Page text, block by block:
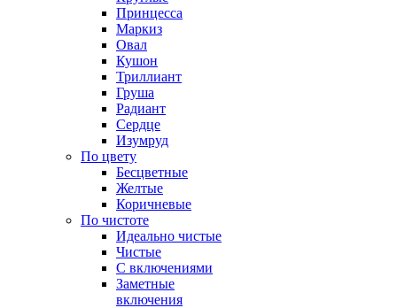
Принцесса
Маркиз
Овал
Кушон
Триллиант
Груша
Радиант
Сердце
Изумруд
По цвету
Бесцветные
Желтые
Коричневые
По чистоте
Идеально чистые
Чистые
С включениями
Заметные
включения